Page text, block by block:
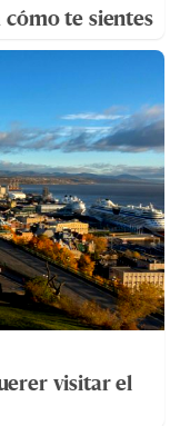
cómo te sientes
visitar el